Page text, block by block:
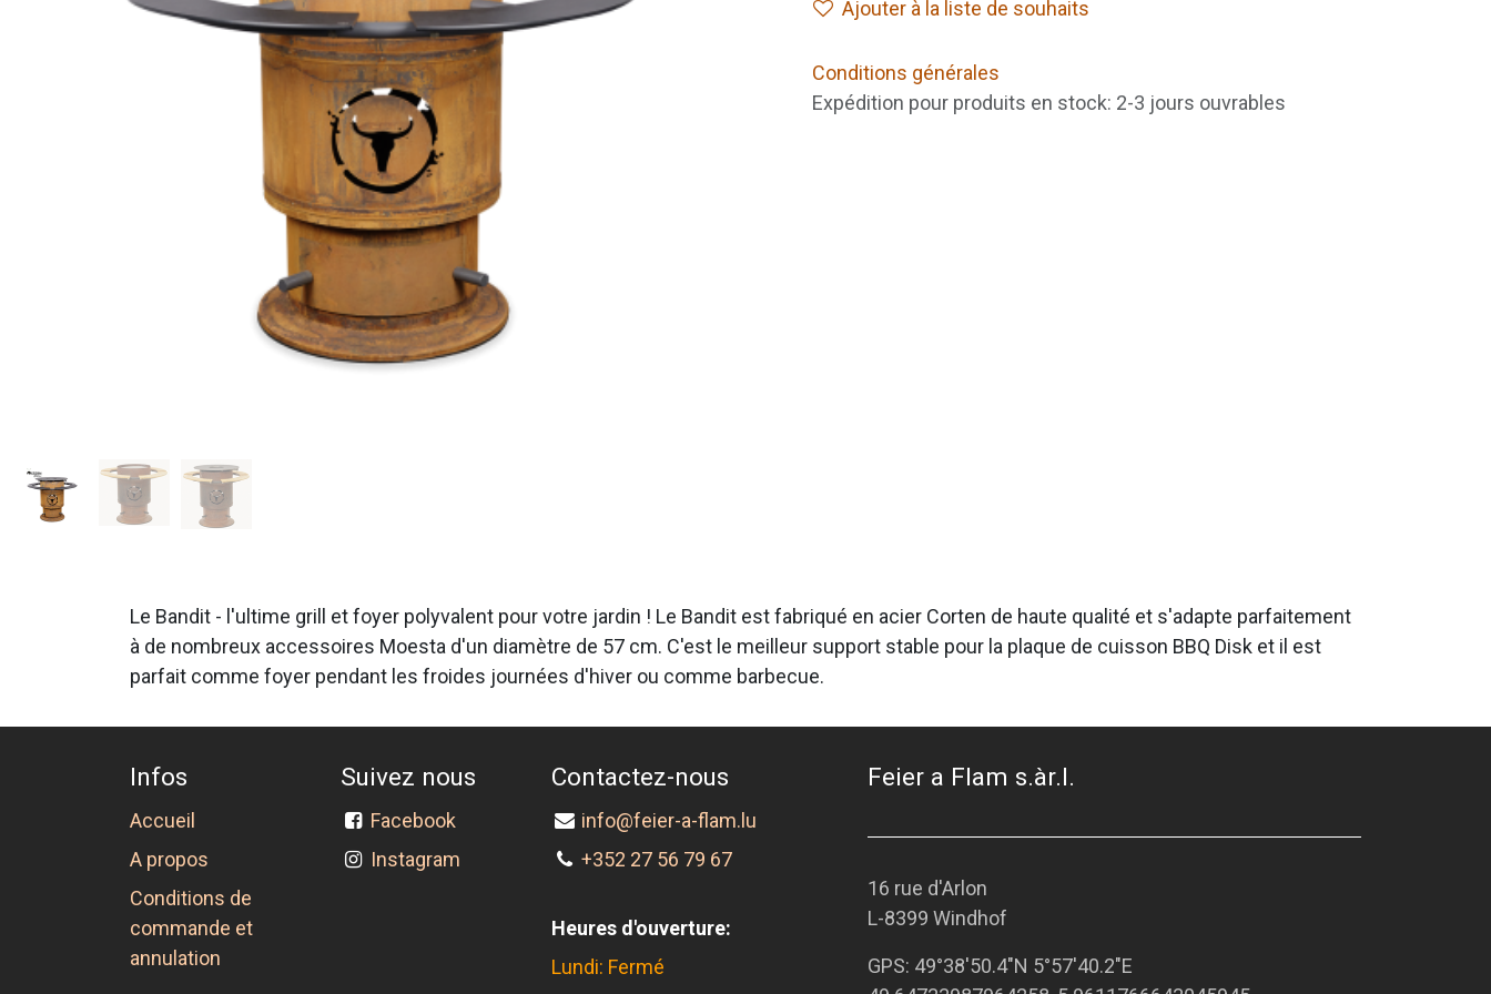
Ajouter à la liste de souhaits
Conditions générales
Expédition pour produits en stock: 2-3 jours ouvrables
Le Bandit - l'ultime grill et foyer polyvalent pour votre jardin ! Le Bandit est fabriqué en acier Corten de haute qualité et s'adapte parfaitement
à de nombreux accessoires Moesta d'un diamètre de 57 cm. C'est le meilleur support stable pour la plaque de cuisson BBQ Disk et il est
parfait comme foyer pendant les froides journées d'hiver ou comme barbecue.
Infos
Accueil
A propos
Conditions de
commande et
annulation
Suivez nous
Facebook
Instagram
Contactez-nous
info@feier-a-flam.lu
+352 27 56 79 67
Heures d'ouverture:
Lundi: Fermé
Feier a Flam s.àr.l.
16 rue d'Arlon
L-8399 Windhof
GPS: 49°38'50.4"N 5°57'40.2"E